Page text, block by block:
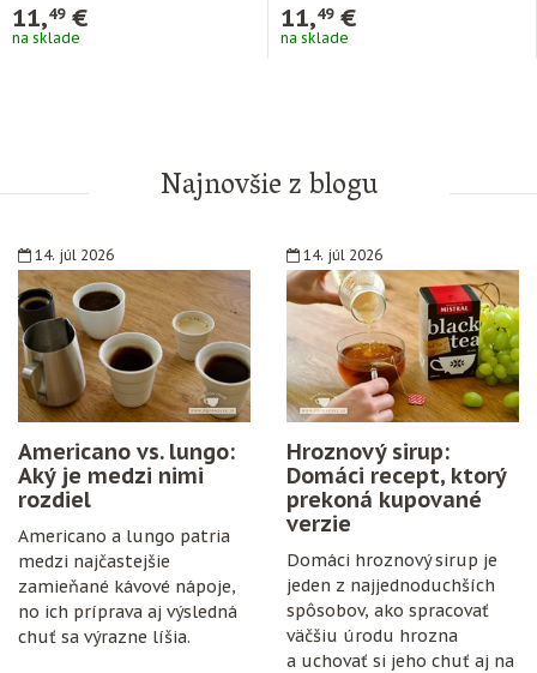
11,49€
na sklade
11,49€
na sklade
Najnovšie z blogu
14. júl 2026
Americano vs. lungo:
Aký je medzi nimi
rozdiel
Americano a lungo patria
medzi najčastejšie
zamieňané kávové nápoje,
no ich príprava aj výsledná
chuť sa výrazne líšia.
14. júl 2026
Hroznový sirup:
Domáci recept, ktorý
prekoná kupované
verzie
Domáci hroznový sirup je
jeden z najjednoduchších
spôsobov, ako spracovať
väčšiu úrodu hrozna
a uchovať si jeho chuť aj na